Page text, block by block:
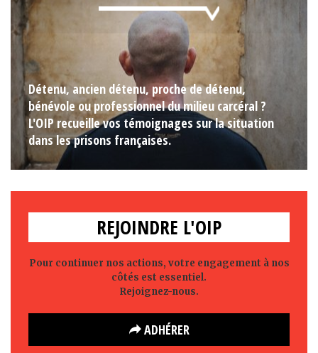
Détenu, ancien détenu, proche de détenu,
bénévole ou professionnel du milieu carcéral ?
L'OIP recueille vos témoignages sur la situation
dans les prisons françaises.
REJOINDRE L'OIP
Pour continuer nos actions, votre engagement à nos
côtés est essentiel.
Rejoignez-nous.
ADHÉRER